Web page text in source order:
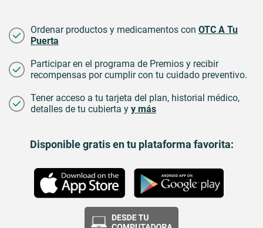
Ordenar productos y medicamentos con OTC A Tu
Puerta
Participar en el programa de Premios y recibir
recompensas por cumplir con tu cuidado preventivo.
Tener acceso a tu tarjeta del plan, historial médico,
detalles de tu cubierta y y más
Disponible gratis en tu plataforma favorita: